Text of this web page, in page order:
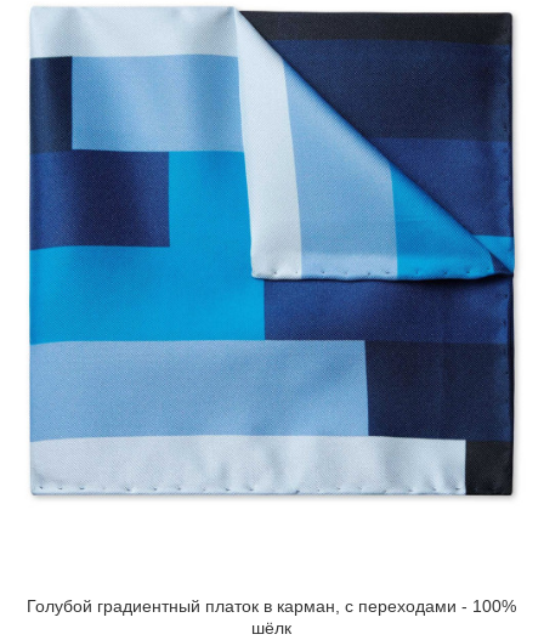
Голубой градиентный платок в карман, с переходами - 100%
шёлк